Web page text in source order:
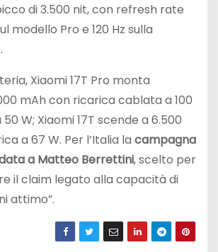
di 3.500 nit, con refresh rate
modello Pro e 120 Hz sulla
Xiaomi 17T Pro monta
mAh con ricarica cablata a 100
W; Xiaomi 17T scende a 6.500
a 67 W. Per l’Italia la campagna
a Matteo Berrettini, scelto per
il claim legato alla capacità di
attimo”.